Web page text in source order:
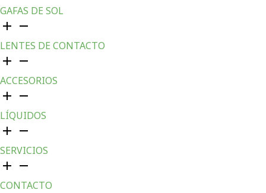
GAFAS DE SOL
LENTES DE CONTACTO
ACCESORIOS
LÍQUIDOS
SERVICIOS
CONTACTO